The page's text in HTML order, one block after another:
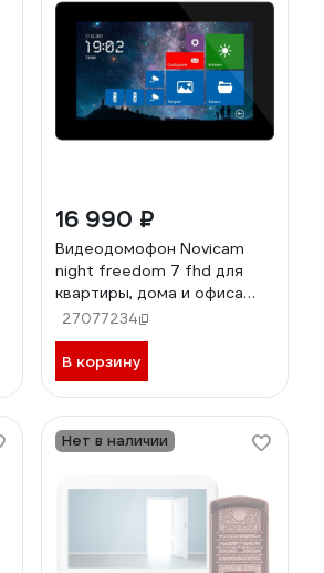
16 990 ₽
Видеодомофон Novicam
night freedom 7 fhd для
квартиры, дома и офиса
4881
27077234
В корзину
Нет в наличии